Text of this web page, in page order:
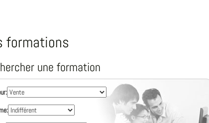
formations
une formation